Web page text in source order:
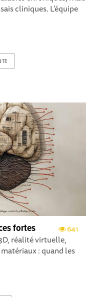
cliniques. L'équipe
641
fortes
réalité virtuelle,
: quand les